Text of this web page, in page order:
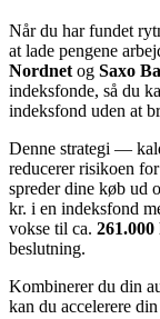
Når du har fundet
at lade pengene
Nordnet og Saxo
indeksfonde, så du
indeksfond uden at
Denne strategi —
reducerer risikoen
spreder dine køb ud
kr. i en indeksfond
vokse til ca.
beslutning.
Kombinerer du din
kan du accelerere